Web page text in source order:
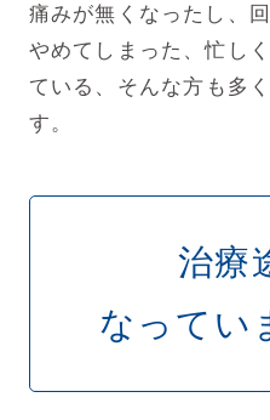
痛みが無くなったし、
やめてしまった、忙し
ている、 そんな方も多
す。
治療
なってい